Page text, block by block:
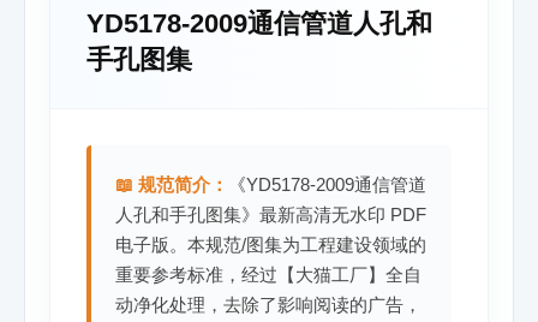
YD5178-2009通信管道人孔和
手孔图集
📖 规范简介：
《YD5178-2009通信管道
人孔和手孔图集》最新高清无水印 PDF
电子版。本规范/图集为工程建设领域的
重要参考标准，经过【大猫工厂】全自
动净化处理，去除了影响阅读的广告，